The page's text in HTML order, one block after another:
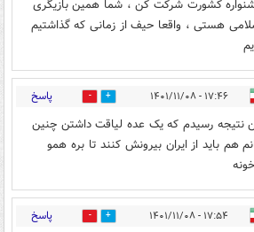
کشورت شرکت کن ، شما همین بازیگری
هستی ، واقعا حیف از زمانی که گذاشتیم
۱۷:۴۶ - ۱۴۰۱/۱۱/۰۸ 0 پاسخ
نتیجه رسیدم که یک عده لیاقت داشتن چنین
هم باید از ایران بیرونش کنند تا بره همو
۱۷:۵۴ - ۱۴۰۱/۱۱/۰۸ 3 پاسخ